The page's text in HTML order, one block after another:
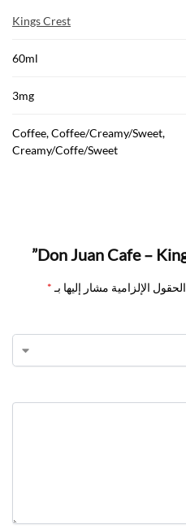
Kings Crest
60ml
3mg
Coffee, Coffee/Creamy/Sweet,
Creamy/Coffe/Sweet
الحقول الإلزامية مشار إليها بـ *